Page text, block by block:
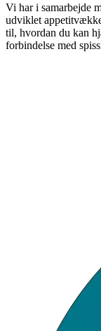
Vi har i samarbejde
udviklet
til, hvordan du kan
forbindelse med